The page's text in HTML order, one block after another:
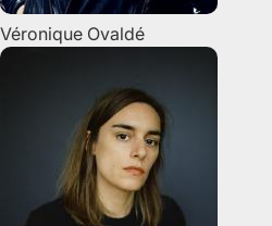
Véronique Ovaldé